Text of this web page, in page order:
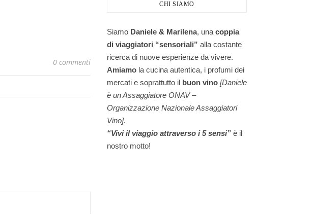
0 commenti
CHI SIAMO
Siamo Daniele & Marilena, una coppia
di viaggiatori “sensoriali” alla costante
ricerca di nuove esperienze da vivere.
Amiamo la cucina autentica, i profumi dei
mercati e soprattutto il buon vino [Daniele
è un Assaggiatore ONAV –
Organizzazione Nazionale Assaggiatori
Vino].
“Vivi il viaggio attraverso i 5 sensi” è il
nostro motto!